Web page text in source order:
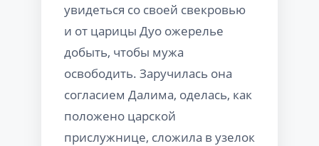
увидеться со своей свекровью
и от царицы Дуо ожерелье
добыть, чтобы мужа
освободить. Заручилась она
согласием Далима, оделась, как
положено царской
прислужнице, сложила в узелок